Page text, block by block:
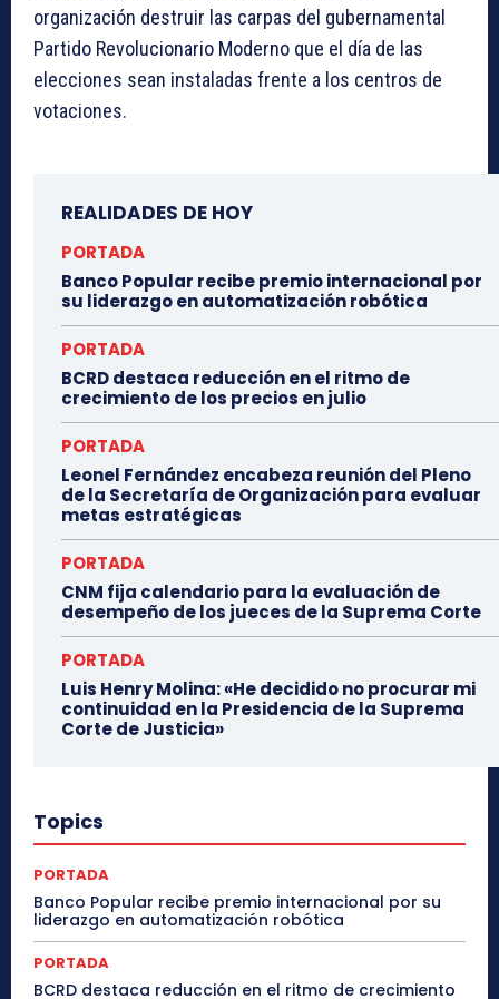
organización destruir las carpas del gubernamental
Partido Revolucionario Moderno que el día de las
elecciones sean instaladas frente a los centros de
votaciones.
REALIDADES DE HOY
PORTADA
Banco Popular recibe premio internacional por
su liderazgo en automatización robótica
PORTADA
BCRD destaca reducción en el ritmo de
crecimiento de los precios en julio
PORTADA
Leonel Fernández encabeza reunión del Pleno
de la Secretaría de Organización para evaluar
metas estratégicas
PORTADA
CNM fija calendario para la evaluación de
desempeño de los jueces de la Suprema Corte
PORTADA
Luis Henry Molina: «He decidido no procurar mi
continuidad en la Presidencia de la Suprema
Corte de Justicia»
Topics
PORTADA
Banco Popular recibe premio internacional por su
liderazgo en automatización robótica
PORTADA
BCRD destaca reducción en el ritmo de crecimiento